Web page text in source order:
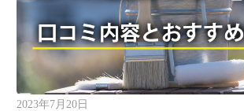
2023年7月20日